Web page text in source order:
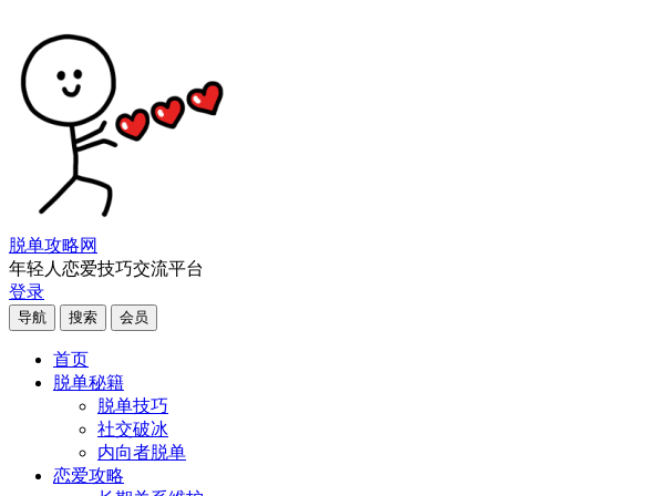
脱单攻略网
年轻人恋爱技巧交流平台
登录
导航 搜索 会员
首页
脱单秘籍
脱单技巧
社交破冰
内向者脱单
恋爱攻略